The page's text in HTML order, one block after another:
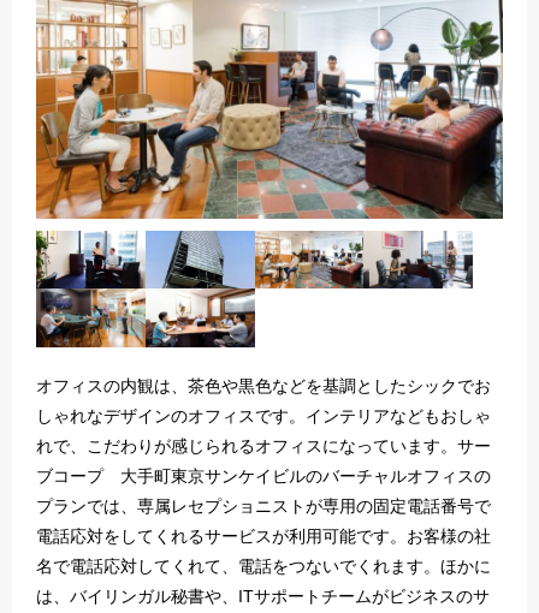
オフィスの内観は、茶色や黒色などを基調としたシックでお
しゃれなデザインのオフィスです。インテリアなどもおしゃ
れで、こだわりが感じられるオフィスになっています。サー
ブコープ 大手町東京サンケイビルのバーチャルオフィスの
プランでは、専属レセプショニストが専用の固定電話番号で
電話応対をしてくれるサービスが利用可能です。お客様の社
名で電話応対してくれて、電話をつないでくれます。ほかに
は、バイリンガル秘書や、ITサポートチームがビジネスのサ